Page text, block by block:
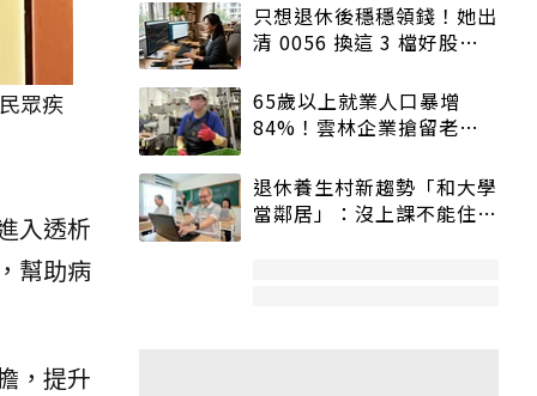
眾疾
入透析
幫助病
，提升
只想退休後穩穩領錢！她出
清 0056 換這 3 檔好股：
65歲以上就業人口暴增
84%！雲林企業搶留老員
退休養生村新趨勢「和大學
當鄰居」：沒上課不能住、